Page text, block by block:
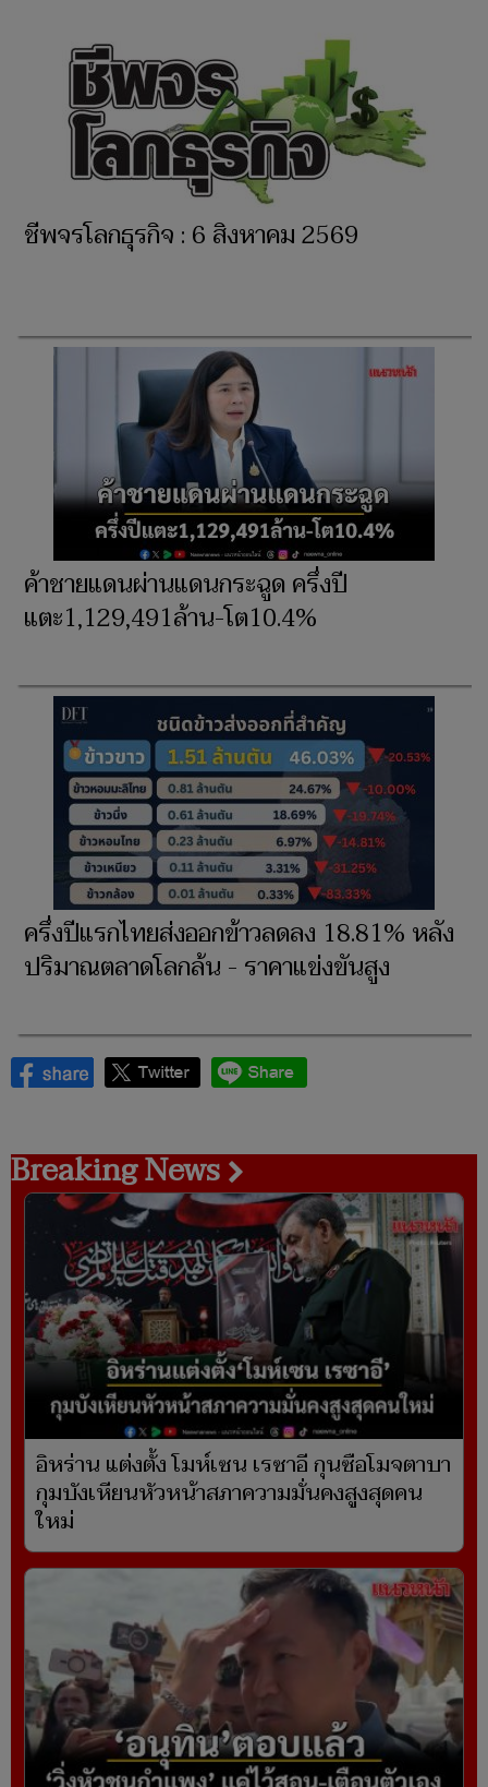
ชีพจรโลกธุรกิจ : 6 สิงหาคม 2569
ค้าชายแดนผ่านแดนกระฉูด ครึ่งปี
แตะ1,129,491ล้าน-โต10.4%
ครึ่งปีแรกไทยส่งออกข้าวลดลง 18.81% หลัง
ปริมาณตลาดโลกล้น - ราคาแข่งขันสูง
Breaking News
อิหร่าน แต่งตั้ง โมห์เซน เรซาอี กุนซือโมจตาบา
กุมบังเหียนหัวหน้าสภาความมั่นคงสูงสุดคน
ใหม่